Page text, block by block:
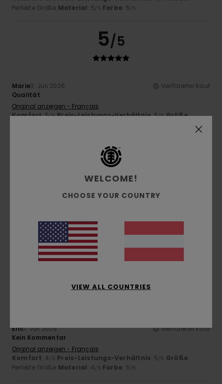
Perfekte Größe Material: 5 /5 Farbe: 5 /5
5/5
Marie3. Juli 2026
Verifizierter Kauf
Qualität
Original anzeigen - Français
Komfort: 5/5 Preis-Leistungs-Verhältnis: 5/5 Größe:
3/5
Es fehlt ein elastischer / eng anliegender Strumpf
Original anzeigen - Français
Komfort: 4/5 Preis-Leistungs-Verhältnis
Material: 5/5 Farbe: 5/5
4/5
Eric1. Juli 2026
Verifizierter Kauf
Kein Kommentar
Original anzeigen - Français
Komfort: 4 /5 Preis-Leistungs-Verhältnis: 5 /5 Größe:
Perfekte Größe Material: 4 /5 Farbe: 5 /5
WELCOME!
CHOOSE YOUR COUNTRY
VIEW ALL COUNTRIES